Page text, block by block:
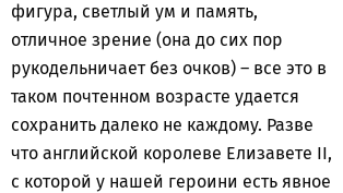
фигура, светлый ум и память,
отличное зрение (она до сих пор
рукодельничает без очков) – все это в
таком почтенном возрасте удается
сохранить далеко не каждому. Разве
что английской королеве Елизавете II,
с которой у нашей героини есть явное